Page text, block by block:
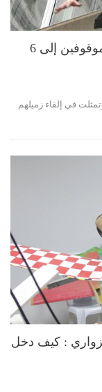
جريمة قتل في صفاقس : إرتفاع عدد الموقوفين إلى 6
في إلقاء زميلهم
: كيف دخل